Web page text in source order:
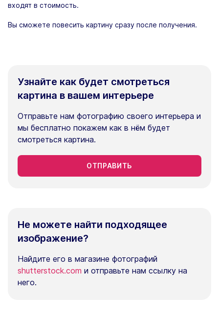
входят в стоимость.
Вы сможете повесить картину сразу после получения.
Узнайте как будет смотреться
картина в вашем интерьере
Отправьте нам фотографию своего интерьера и
мы бесплатно покажем как в нём будет
смотреться картина.
ОТПРАВИТЬ
Не можете найти подходящее
изображение?
Найдите его в магазине фотографий
shutterstock.com и отправьте нам ссылку на
него.